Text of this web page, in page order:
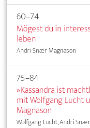
60–74
Mögest du in
leben
Andri Snær Magnason
75–84
»Kassandra ist
mit Wolfgang Lucht
Magnason
Wolfgang Lucht, Andri